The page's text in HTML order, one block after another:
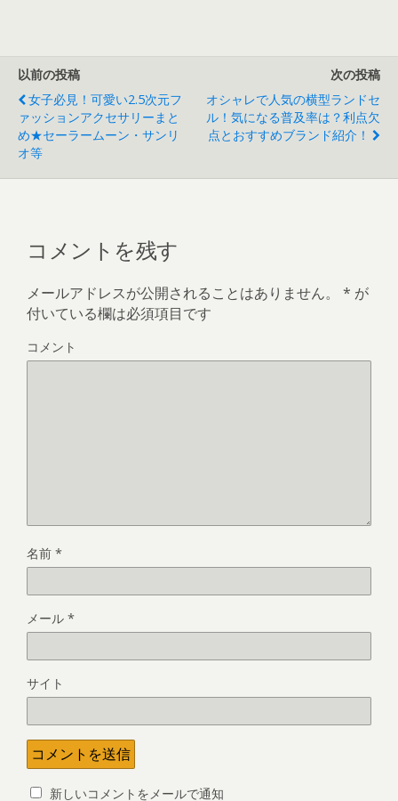
以前の投稿
女子必見！可愛い2.5次元フ
ァッションアクセサリーまと
め★セーラームーン・サンリ
オ等
次の投稿
オシャレで人気の横型ランドセ
ル！気になる普及率は？利点欠
点とおすすめブランド紹介！
コメントを残す
メールアドレスが公開されることはありません。 * が
付いている欄は必須項目です
コメント
名前 *
メール *
サイト
新しいコメントをメールで通知